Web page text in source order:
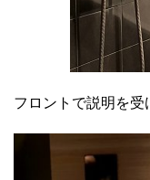
フロントで説明を受